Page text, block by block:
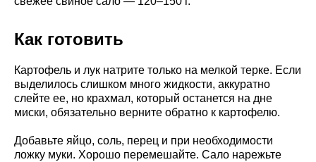
Как готовить
Картофель и лук натрите только на мелкой терке. Если
выделилось слишком много жидкости, аккуратно
слейте ее, но крахмал, который останется на дне
миски, обязательно верните обратно к картофелю.
Добавьте яйцо, соль, перец и при необходимости
ложку муки. Хорошо перемешайте. Сало нарежьте